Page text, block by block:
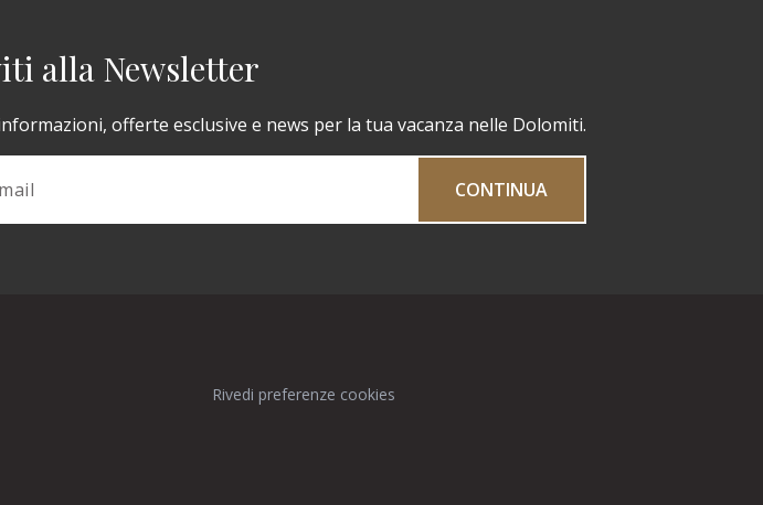
alla Newsletter
offerte esclusive e news per la tua vacanza nelle Dolomiti.
CONTINUA
Rivedi preferenze cookies